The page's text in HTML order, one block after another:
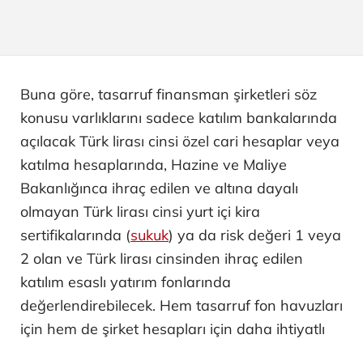
Buna göre, tasarruf finansman şirketleri söz
konusu varlıklarını sadece katılım bankalarında
açılacak Türk lirası cinsi özel cari hesaplar veya
katılma hesaplarında, Hazine ve Maliye
Bakanlığınca ihraç edilen ve altına dayalı
olmayan Türk lirası cinsi yurt içi kira
sertifikalarında (sukuk) ya da risk değeri 1 veya
2 olan ve Türk lirası cinsinden ihraç edilen
katılım esaslı yatırım fonlarında
değerlendirebilecek. Hem tasarruf fon havuzları
için hem de şirket hesapları için daha ihtiyatlı